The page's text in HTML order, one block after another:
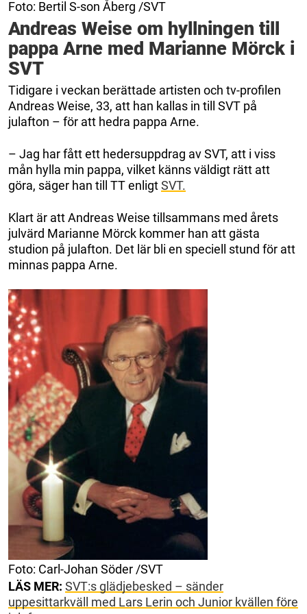
Foto: Bertil S-son Åberg /SVT
Andreas Weise om hyllningen till
pappa Arne med Marianne Mörck i
SVT
Tidigare i veckan berättade artisten och tv-profilen
Andreas Weise, 33, att han kallas in till SVT på
julafton – för att hedra pappa Arne.
– Jag har fått ett hedersuppdrag av SVT, att i viss
mån hylla min pappa, vilket känns väldigt rätt att
göra, säger han till TT enligtSVT.
Klart är att Andreas Weise tillsammans med årets
julvärd Marianne Mörck kommer han att gästa
studion på julafton. Det lär bli en speciell stund för att
minnas pappa Arne.
Foto: Carl-Johan Söder /SVT
LÄS MER: SVT:s glädjebesked – sänder
uppesittarkväll med Lars Lerin och Junior kvällen före